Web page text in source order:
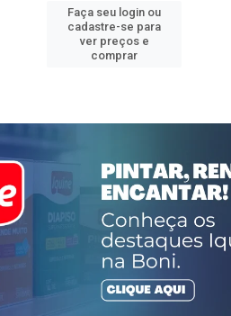
Faça seu login ou
cadastre-se para
ver preços e
comprar